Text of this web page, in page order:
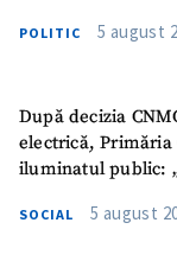
POLITIC 5 august
După decizia
electrică, Primăria
iluminatul public:
SOCIAL 5 august